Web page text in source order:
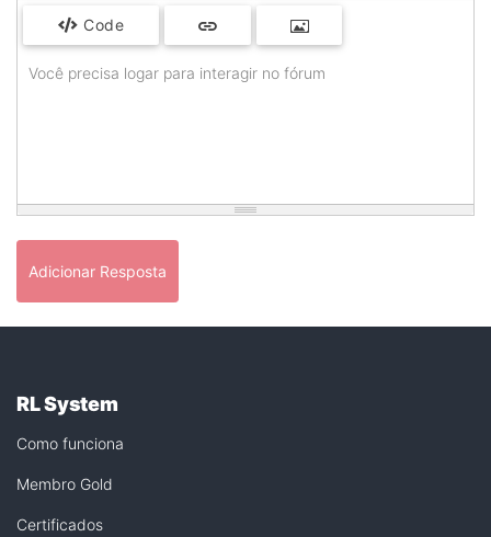
Code
Você precisa logar para interagir no fórum
Adicionar Resposta
RL System
Como funciona
Membro Gold
Certificados